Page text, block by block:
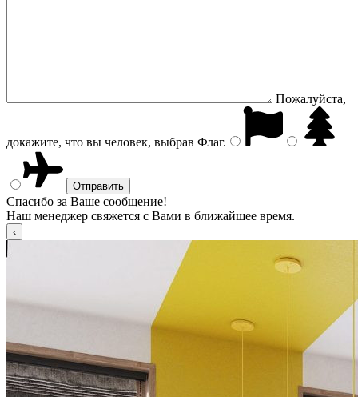
Пожалуйста,
докажите, что вы человек, выбрав Флаг.
Спасибо за Ваше сообщение!
Наш менеджер свяжется с Вами в ближайшее время.